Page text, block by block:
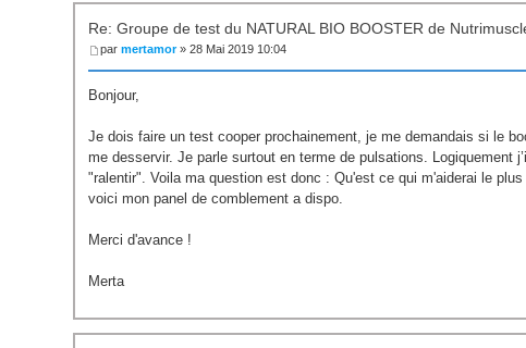
Re: Groupe de test du NATURAL BIO BOOSTER de
parmertamor» 28 Mai 2019 10:04
Bonjour,
Je dois faire un test cooper prochainement, je me demandais si le
me desservir. Je parle surtout en terme de pulsations. Logiquement
"ralentir". Voila ma question est donc : Qu'est ce qui m'aiderai le
voici mon panel de comblement a dispo.
Merci d'avance !
Merta